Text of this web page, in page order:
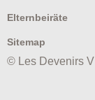
Elternbeiräte
Sitemap
© Les Devenirs